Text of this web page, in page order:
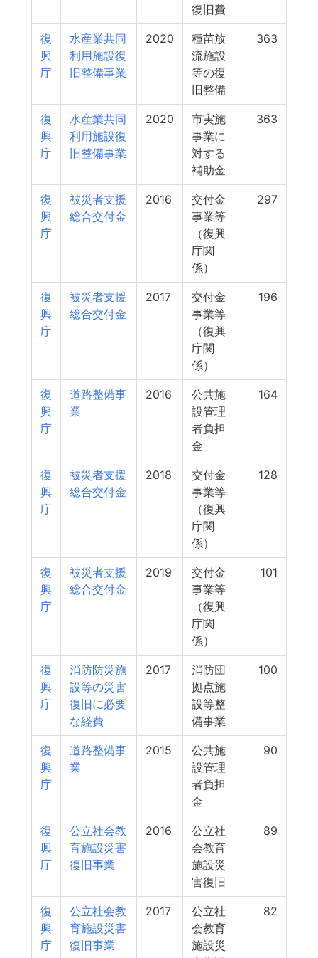
復旧費
復
興
庁
水産業共同
利用施設復
旧整備事業
2020
種苗放
流施設
等の復
旧整備
363
復
興
庁
水産業共同
利用施設復
旧整備事業
2020
市実施
事業に
対する
補助金
363
復
興
庁
被災者支援
総合交付金
2016
交付金
事業等
（復興
庁関
係）
297
復
興
庁
被災者支援
総合交付金
2017
交付金
事業等
（復興
庁関
係）
196
復
興
庁
道路整備事
業
2016
公共施
設管理
者負担
金
164
復
興
庁
被災者支援
総合交付金
2018
交付金
事業等
（復興
庁関
係）
128
復
興
庁
被災者支援
総合交付金
2019
交付金
事業等
（復興
庁関
係）
101
復
興
庁
消防防災施
設等の災害
復旧に必要
な経費
2017
消防団
拠点施
設等整
備事業
100
復
興
庁
道路整備事
業
2015
公共施
設管理
者負担
金
90
復
興
庁
公立社会教
育施設災害
復旧事業
2016
公立社
会教育
施設災
害復旧
89
復
興
庁
公立社会教
育施設災害
復旧事業
2017
公立社
会教育
施設災
82